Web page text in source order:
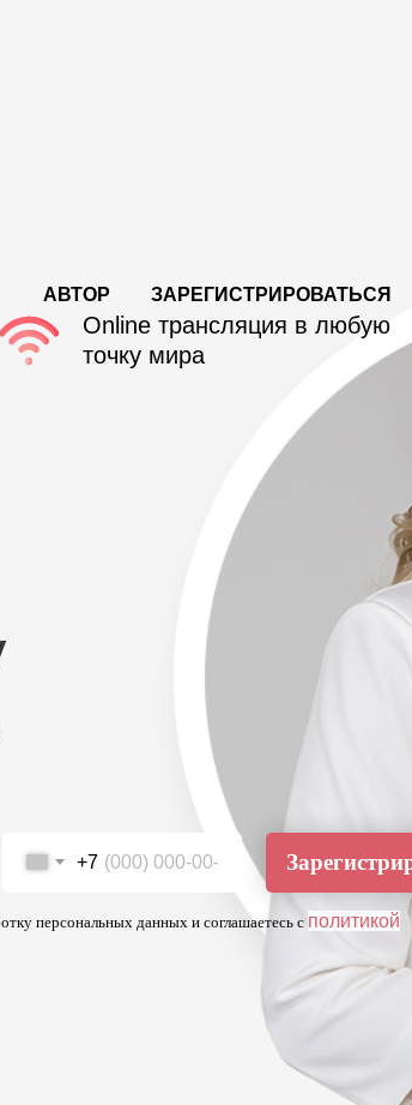
АВТОР ЗАРЕГИСТРИРОВАТЬСЯ
+7
персональных данных и соглашаетесь c политикой
Online трансляция в любую
точку мира